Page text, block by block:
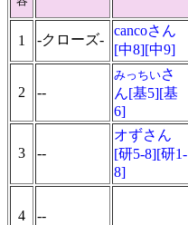
1 -クローズ-
cancoさん
[中8][中9]
2 --
みっちいさ
ん[基5][基
6]
3 --
オずさん
[研5-8][研1-
8]
4 --